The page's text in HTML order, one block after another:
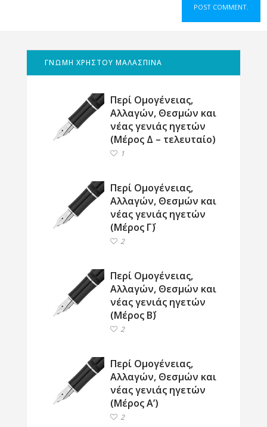
ΓΝΩΜΗ ΧΡΗΣΤΟΥ ΜΑΛΑΣΠΙΝΑ
Περί Ομογένειας,
Αλλαγών, Θεσμών και
νέας γενιάς ηγετών
(Μέρος Δ – τελευταίο)
1
Περί Ομογένειας,
Αλλαγών, Θεσμών και
νέας γενιάς ηγετών
(Μέρος Γ΄)
2
Περί Ομογένειας,
Αλλαγών, Θεσμών και
νέας γενιάς ηγετών
(Μέρος Β΄)
2
Περί Ομογένειας,
Αλλαγών, Θεσμών και
νέας γενιάς ηγετών
(Μέρος Α’)
2